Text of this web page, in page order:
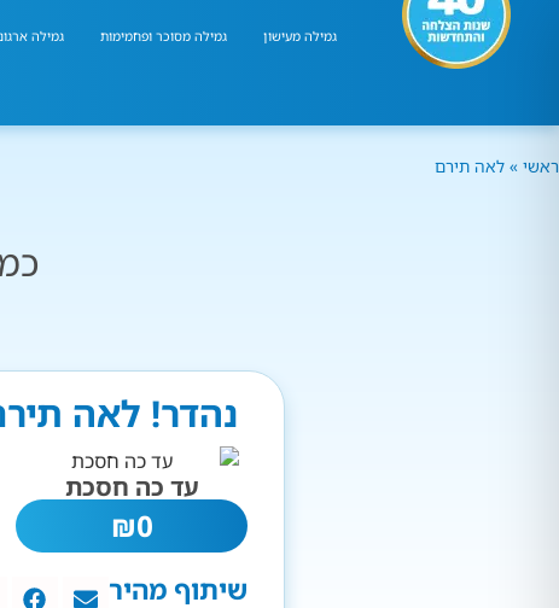
גמילה מעישון גמילה מסוכר ופחמימות גמילה
ראשי » לאה תירם
נהדר! לאה
עד כה חסכת
0
₪
שיתוף מהיר